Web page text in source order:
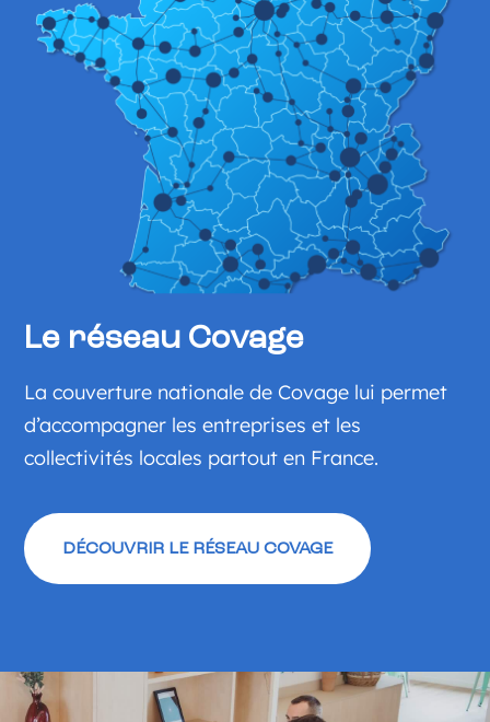
Le réseau Covage
La couverture nationale de Covage lui permet
d’accompagner les entreprises et les
collectivités locales partout en France.
DÉCOUVRIR LE RÉSEAU COVAGE